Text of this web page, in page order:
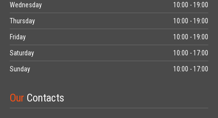
Wednesday 10:00 - 19:00
Thursday 10:00 - 19:00
Friday 10:00 - 19:00
Saturday 10:00 - 17:00
Sunday 10:00 - 17:00
Our Contacts